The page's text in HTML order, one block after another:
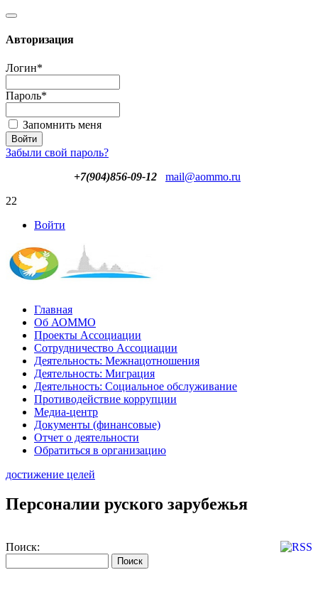
Авторизация
Логин*
Пароль*
Запомнить меня
Забыли свой пароль?
+7(904)856-09-12
mail@aommo.ru
22
Войти
Главная
Об АОММО
Проекты Ассоциации
Сотрудничество Ассоциации
Деятельность: Межнацотношения
Деятельность: Миграция
Деятельность: Социальное обслуживание
Противодействие коррупции
Медиа-центр
Документы (финансовые)
Отчет о деятельности
Обратиться в организацию
достижение целей
Персоналии руского зарубежья
Поиск: